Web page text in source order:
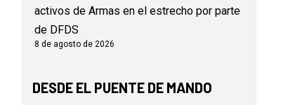
activos de Armas en el estrecho por parte
de DFDS
8 de agosto de 2026
DESDE EL PUENTE DE MANDO